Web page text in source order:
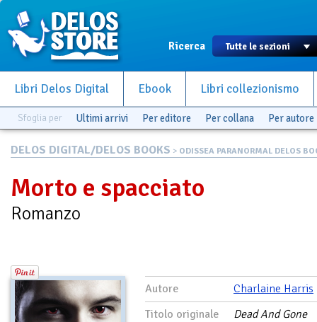
Ricerca
Libri Delos Digital Ebook Libri collezionismo
Sfoglia per Ultimi arrivi Per editore Per collana Per autore
DELOS DIGITAL/DELOS BOOKS > ODISSEA PARANORMAL DELOS
Morto e spacciato
Romanzo
Autore
Charlaine Harris
Titolo originale
Dead And Gone